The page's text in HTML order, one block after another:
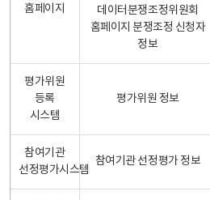
홈페이지
데이터분쟁조정위원회
홈페이지 분쟁조정 신청자
정보
평가위원
등록
시스템
평가위원 정보
참여기관
선정평가시스템
참여기관 선정평가 정보